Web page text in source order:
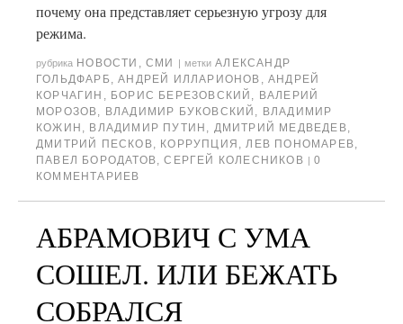
почему она представляет серьезную угрозу для
режима.
рубрика НОВОСТИ ,СМИ | метки АЛЕКСАНДР
ГОЛЬДФАРБ,АНДРЕЙ ИЛЛАРИОНОВ ,АНДРЕЙ
КОРЧАГИН , БОРИС БЕРЕЗОВСКИЙ , ВАЛЕРИЙ
МОРОЗОВ, ВЛАДИМИР БУКОВСКИЙ , ВЛАДИМИР
КОЖИН , ВЛАДИМИР ПУТИН , ДМИТРИЙ МЕДВЕДЕВ,
ДМИТРИЙ ПЕСКОВ, КОРРУПЦИЯ ,ЛЕВ ПОНОМАРЕВ,
ПАВЕЛ БОРОДАТОВ,СЕРГЕЙ КОЛЕСНИКОВ | 0
КОММЕНТАРИЕВ
АБРАМОВИЧ С УМА
СОШЕЛ. ИЛИ БЕЖАТЬ
СОБРАЛСЯ